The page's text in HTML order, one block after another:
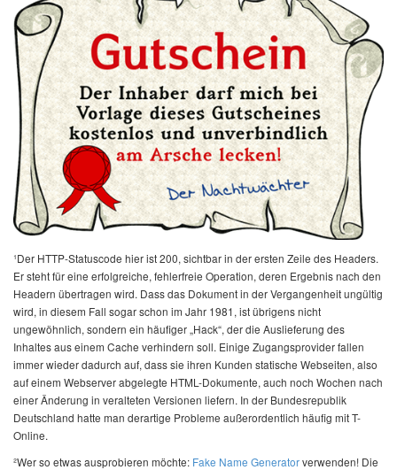
¹Der HTTP-Statuscode hier ist 200, sichtbar in der ersten Zeile des Headers.
Er steht für eine erfolgreiche, fehlerfreie Operation, deren Ergebnis nach den
Headern übertragen wird. Dass das Dokument in der Vergangenheit ungültig
wird, in diesem Fall sogar schon im Jahr 1981, ist übrigens nicht
ungewöhnlich, sondern ein häufiger „Hack“, der die Auslieferung des
Inhaltes aus einem Cache verhindern soll. Einige Zugangsprovider fallen
immer wieder dadurch auf, dass sie ihren Kunden statische Webseiten, also
auf einem Webserver abgelegte HTML-Dokumente, auch noch Wochen nach
einer Änderung in veralteten Versionen liefern. In der Bundesrepublik
Deutschland hatte man derartige Probleme außerordentlich häufig mit T-
Online.
²Wer so etwas ausprobieren möchte: Fake Name Generatorverwenden! Die